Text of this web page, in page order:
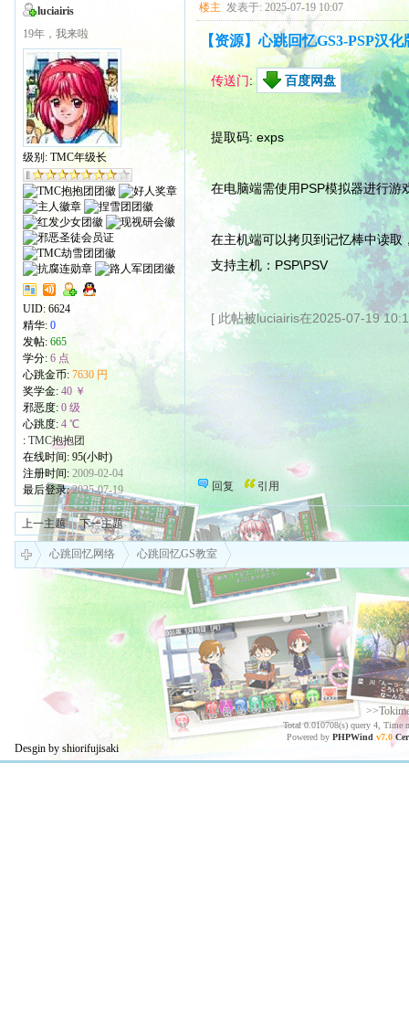
luciairis
19年，我来啦
级别: TMC年级长
UID: 6624
精华: 0
发帖:665
学分: 6 点
心跳金币: 7630 円
奖学金: 40 ￥
邪恶度: 0 级
心跳度: 4 ℃
: TMC抱抱团
在线时间: 95(小时)
注册时间: 2009-02-04
最后登录:2025-07-19
楼主 发表于: 2025-07-19 10:07
【资源】心跳回忆GS3-PSP汉化
传送门: 百度网盘
提取码: exps
在电脑端需使用PSP模拟器进行游
在主机端可以拷贝到记忆棒中读取
支持主机：PSP\PSV
[ 此帖被luciairis在2025-07-19
回复 引用
上一主题 下一主题
心跳回忆网络 心跳回忆GS教室
Total 0.010708(s) query 4, Time
Powered by PHPWind v7.0
Desgin by shiorifujisaki